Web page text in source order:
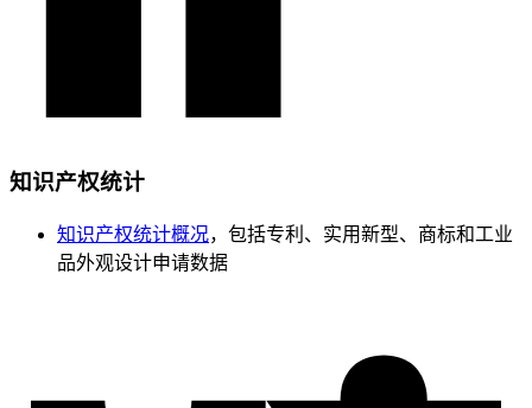
知识产权统计
知识产权统计概况，包括专利、实用新型、商标和工业
品外观设计申请数据